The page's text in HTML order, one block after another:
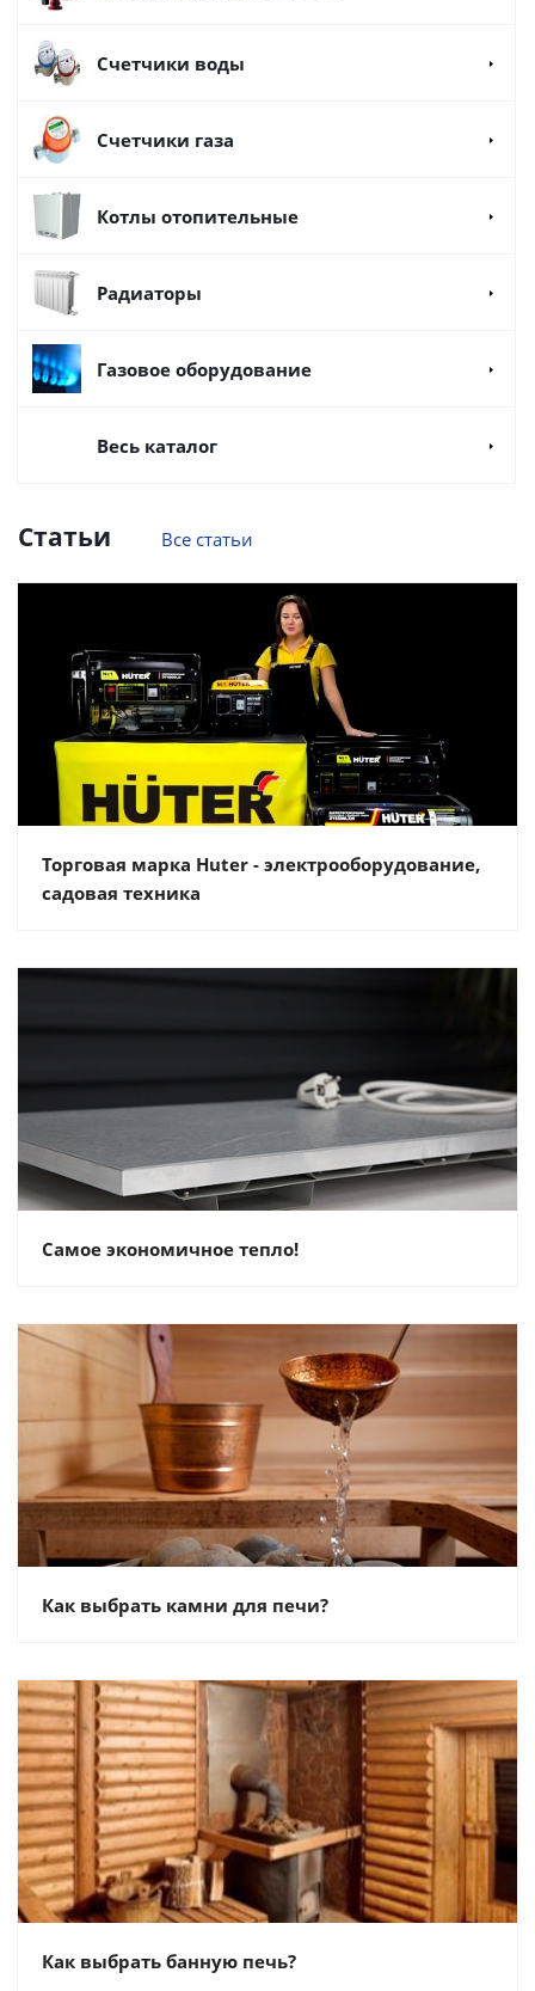
Счетчики воды
Счетчики газа
Котлы отопительные
Радиаторы
Газовое оборудование
Весь каталог
Статьи Все статьи
Торговая марка Huter - электрооборудование,
садовая техника
Самое экономичное тепло!
Как выбрать камни для печи?
Как выбрать банную печь?